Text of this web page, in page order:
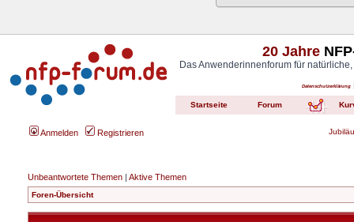
20 Jahre
Das Anwenderinnenforum für
Datenschutzerklärung
Startseite Forum
Anmelden Registrieren
Unbeantwortete Themen | Aktive Themen
Foren-Übersicht